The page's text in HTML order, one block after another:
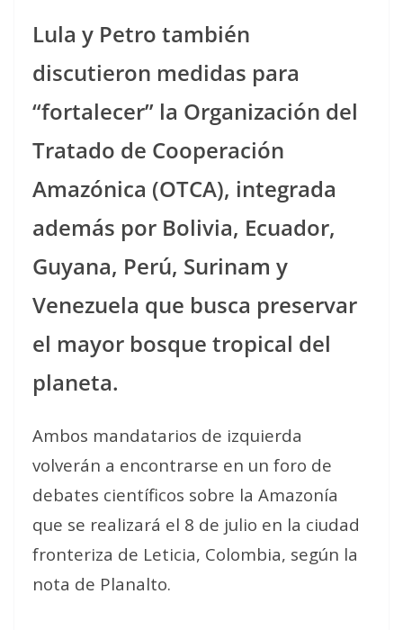
Lula y Petro también
discutieron medidas para
“fortalecer” la Organización del
Tratado de Cooperación
Amazónica (OTCA), integrada
además por Bolivia, Ecuador,
Guyana, Perú, Surinam y
Venezuela que busca preservar
el mayor bosque tropical del
planeta.
Ambos mandatarios de izquierda
volverán a encontrarse en un foro de
debates científicos sobre la Amazonía
que se realizará el 8 de julio en la ciudad
fronteriza de Leticia, Colombia, según la
nota de Planalto.